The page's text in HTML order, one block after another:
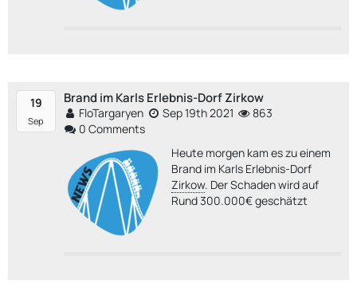
19
Sep
Brand im Karls Erlebnis-Dorf Zirkow
FloTargaryen Sep 19th 2021
863
0 Comments
Heute morgen kam es zu einem
Brand im Karls Erlebnis-Dorf
Zirkow. Der Schaden wird auf
Rund 300.000€ geschätzt